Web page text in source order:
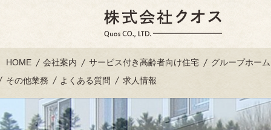
HOME 会社案内 サービス付き高齢者向け住宅
グループホーム
その他業務
よくある質問 求人情報